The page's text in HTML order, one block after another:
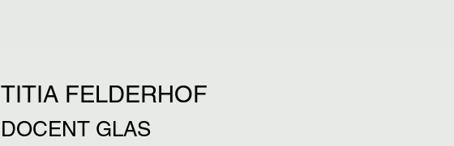
TITIA FELDERHOF
DOCENT GLAS